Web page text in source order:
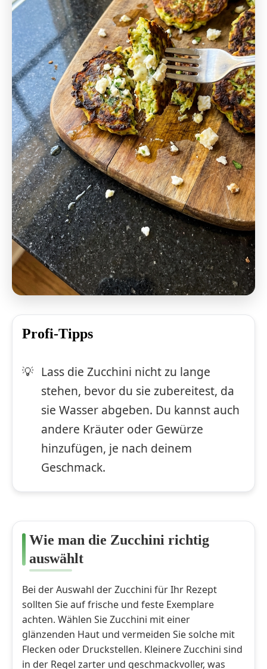
Profi-Tipps
Lass die Zucchini nicht zu lange
stehen, bevor du sie zubereitest, da
sie Wasser abgeben. Du kannst auch
andere Kräuter oder Gewürze
hinzufügen, je nach deinem
Geschmack.
Wie man die Zucchini richtig
auswählt
Bei der Auswahl der Zucchini für Ihr Rezept
sollten Sie auf frische und feste Exemplare
achten. Wählen Sie Zucchini mit einer
glänzenden Haut und vermeiden Sie solche mit
Flecken oder Druckstellen. Kleinere Zucchini sind
in der Regel zarter und geschmackvoller, was